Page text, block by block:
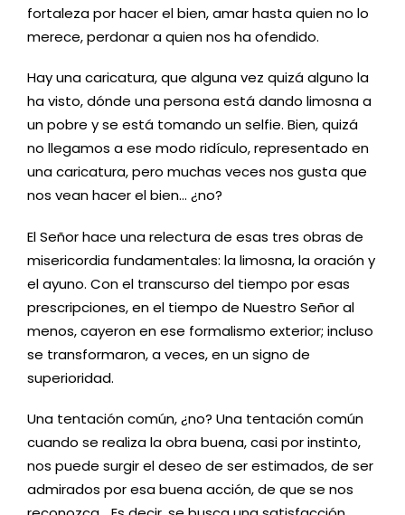
fortaleza por hacer el bien, amar hasta quien no lo
merece, perdonar a quien nos ha ofendido.
Hay una caricatura, que alguna vez quizá alguno la
ha visto, dónde una persona está dando limosna a
un pobre y se está tomando un selfie. Bien, quizá
no llegamos a ese modo ridículo, representado en
una caricatura, pero muchas veces nos gusta que
nos vean hacer el bien… ¿no?
El Señor hace una relectura de esas tres obras de
misericordia fundamentales: la limosna, la oración y
el ayuno. Con el transcurso del tiempo por esas
prescripciones, en el tiempo de Nuestro Señor al
menos, cayeron en ese formalismo exterior; incluso
se transformaron, a veces, en un signo de
superioridad.
Una tentación común, ¿no? Una tentación común
cuando se realiza la obra buena, casi por instinto,
nos puede surgir el deseo de ser estimados, de ser
admirados por esa buena acción, de que se nos